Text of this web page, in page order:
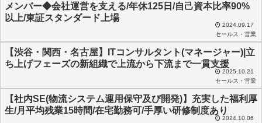
は
空
の
ま
に
し
メンバー◆会社運営を支える/年休125日/自己資本比率90%
以上/東証スタンダード上場
2024.09.17
セールス・営業
【渋谷・関西・名古屋】ITコンサルタント(マネージャー)|立
ち上げフェーズの新組織で上流から下流まで一貫支援
2025.10.21
セールス・営業
【社内SE(物流システム運用保守及び開発)】充実した福利厚
生/月平均残業15時間/在宅勤務可/手厚い研修制度あり
2024.10.06